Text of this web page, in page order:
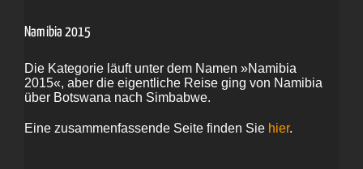
Namibia 2015
Die Kategorie läuft unter dem Namen »Namibia
2015«, aber die eigentliche Reise ging von Namibia
über Botswana nach Simbabwe.
Eine zusammenfassende Seite finden Sie hier.